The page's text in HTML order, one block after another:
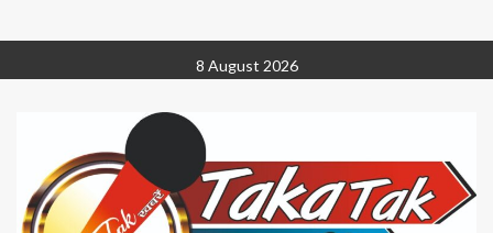
to
8 August 2026